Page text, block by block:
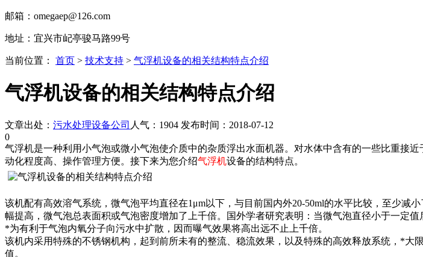
邮箱：omegaep@126.com
地址：宜兴市屺亭骏马路99号
当前位置： 首页 > 技术支持 > 气浮机设备的相关结构特点介绍
气浮机设备的相关结构特点介绍
文章出处： 污水处理设备公司 人气：1904 发布时间：2018-07-12
0
气浮机是一种利用小气泡或微小气泡使介质中的杂质浮出水面机器。对水体中含有的一些比重接
动化程度高、操作管理方便。接下来为您介绍气浮机设备的结构特点。
该机配有高效溶气系统，微气泡平均直径在1μm以下，与目前国内外20-50ml的水平比较，至少减
幅提高，微气泡总表面积或气泡密度增加了上千倍。国外学者研究表明：当微气泡直径小于一定
*为有利于气泡内氧分子向污水中扩散，因而曝气效果将高出远不止上千倍。
该机内采用特殊的不锈钢机构，起到前所未有的整流、稳流效果，以及特殊的高效释放系统，*
值。